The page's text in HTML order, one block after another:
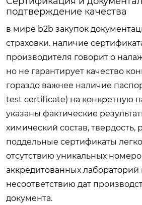
подтверждение качества
в мире b2b закупок
страховки. наличие
производителя говорит о
но не гарантирует качество
гораздо важнее наличие
test certificate) на конкретную
указаны фактические
химический состав, твердость,
поддельные сертификаты
отсутствию уникальных
аккредитованных лабораторий
несоответствию дат
документа.